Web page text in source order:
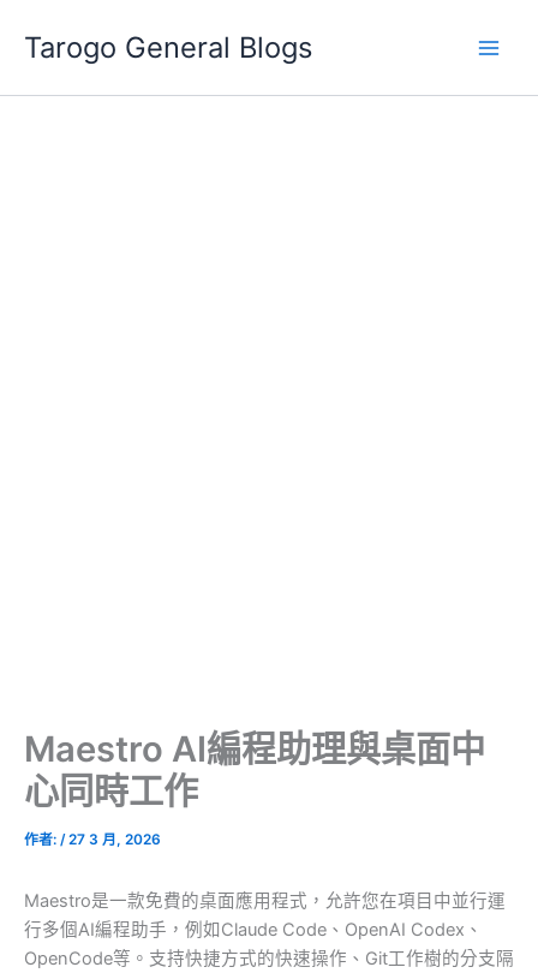
要
Tarogo General Blogs
Maestro AI編程助理與桌面中
心同時工作
作者: /27 3 月, 2026
Maestro是一款免費的桌面應用程式，允許您在項目中並行運
行多個AI編程助手，例如Claude Code、OpenAI Codex、
OpenCode等。支持快捷方式的快速操作、Git工作樹的分支隔